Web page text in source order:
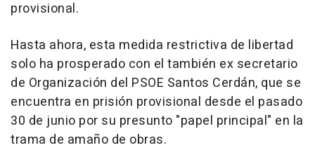
provisional.
Hasta ahora, esta medida restrictiva de libertad
solo ha prosperado con el también ex secretario
de Organización del PSOE Santos Cerdán, que se
encuentra en prisión provisional desde el pasado
30 de junio por su presunto "papel principal" en la
trama de amaño de obras.